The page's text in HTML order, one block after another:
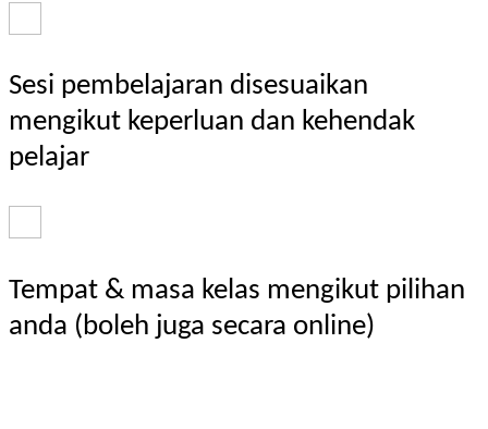
Sesi pembelajaran disesuaikan
mengikut keperluan dan kehendak
pelajar
Tempat & masa kelas mengikut pilihan
anda (boleh juga secara online)